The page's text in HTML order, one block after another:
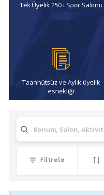
Tek Üyelik 250+ Spor Salonu
Taahhütsüz ve Aylık üyelik
esnekliği
Filtrele